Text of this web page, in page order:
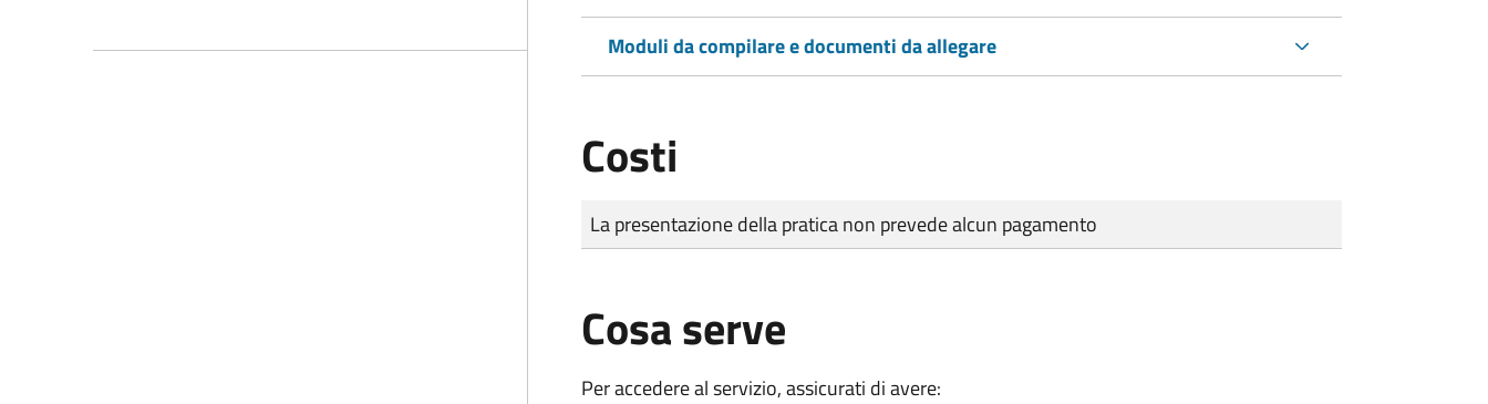
Moduli da compilare e documenti da allegare
Costi
Tipo di pagamento
Importo
La presentazione della pratica non prevede alcun pagamento
Cosa serve
Per accedere al servizio, assicurati di avere: